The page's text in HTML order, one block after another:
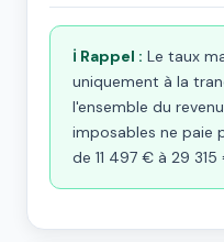
ℹ️ Rappel : Le taux
uniquement à la
l'ensemble du
imposables ne paie
de 11 497 € à 29